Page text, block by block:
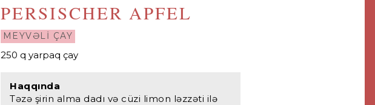
PERSISCHER APFEL
MEYVƏLİ ÇAY
250 q yarpaq çay
Haqqında
Təzə şirin alma dadı və cüzi limon ləzzəti ilə